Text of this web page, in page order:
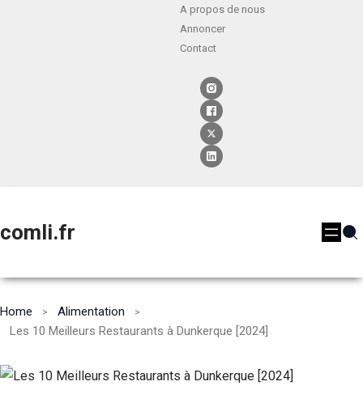
A propos de nous
Annoncer
Contact
comli.fr
Home
Alimentation
Les 10 Meilleurs Restaurants à Dunkerque [2024]